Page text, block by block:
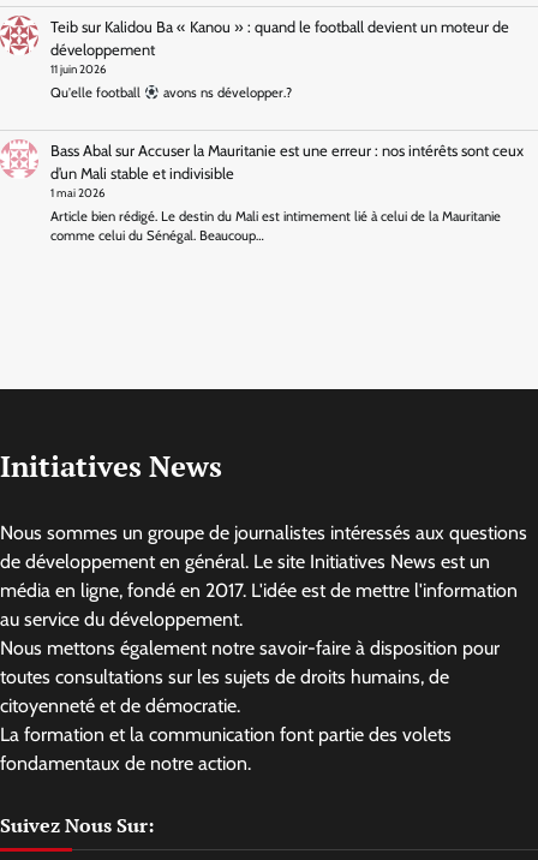
Teibsur Kalidou Ba « Kanou » : quand le football devient un moteur de
développement
11 juin 2026
Qu'elle football avons ns développer.?
Bass Abalsur Accuser la Mauritanie est une erreur : nos intérêts sont ceux
d’un Mali stable et indivisible
1 mai 2026
Article bien rédigé. Le destin du Mali est intimement lié à celui de la Mauritanie
comme celui du Sénégal. Beaucoup…
Initiatives News
Nous sommes un groupe de journalistes intéressés aux questions
de développement en général. Le site Initiatives News est un
média en ligne, fondé en 2017. L'idée est de mettre l'information
au service du développement.
Nous mettons également notre savoir-faire à disposition pour
toutes consultations sur les sujets de droits humains, de
citoyenneté et de démocratie.
La formation et la communication font partie des volets
fondamentaux de notre action.
Suivez Nous Sur: